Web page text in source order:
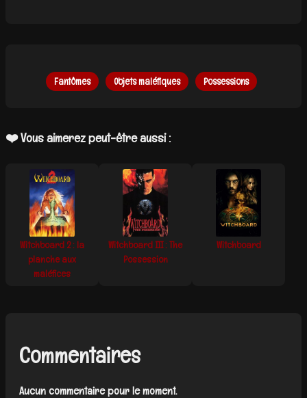
Fantômes Objets maléfiques Possessions
❤️ Vous aimerez peut-être aussi :
Witchboard 2 : la
planche aux
maléfices
Witchboard III : The
Possession
Witchboard
Commentaires
Aucun commentaire pour le moment.